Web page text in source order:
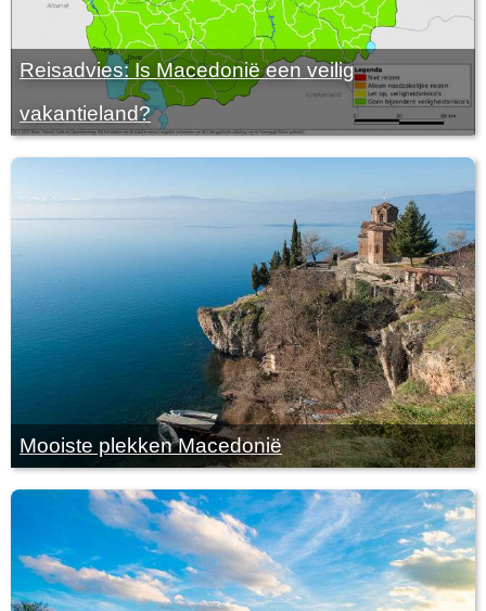
Reisadvies: Is Macedonië een veilig
vakantieland?
Mooiste plekken Macedonië